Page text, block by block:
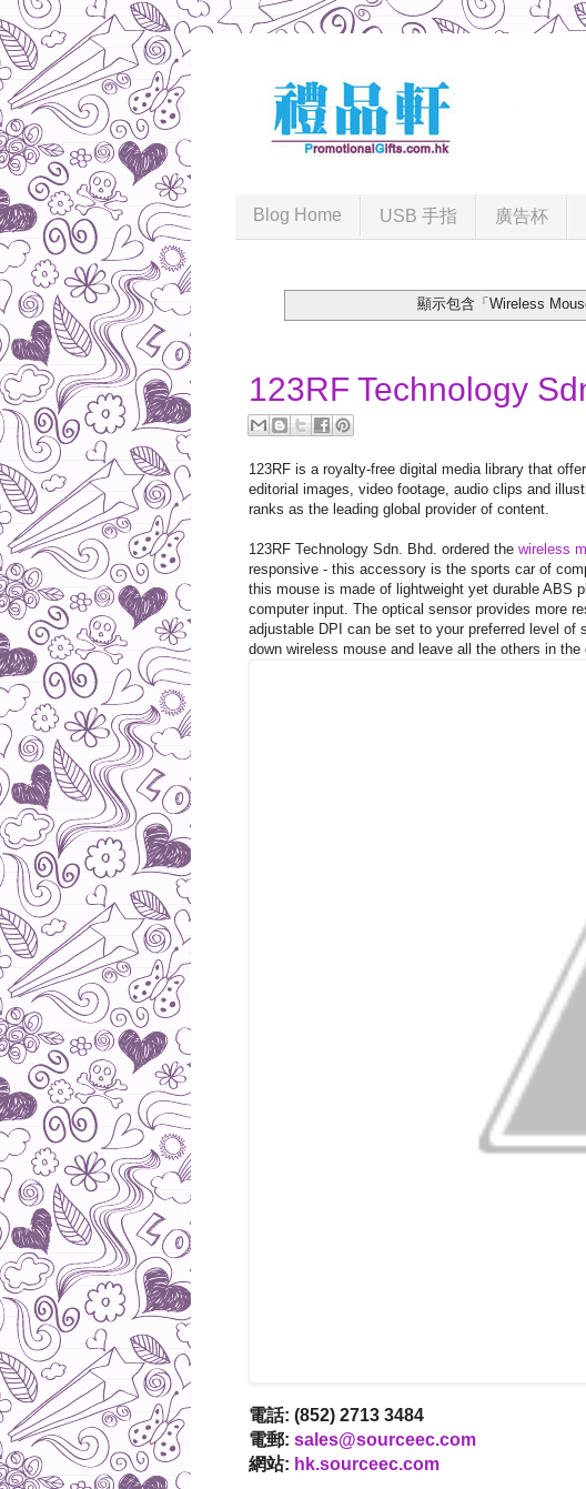
Blog Home USB 手指 廣告杯
顯示包含「Wireless
123RF Technology
123RF is a royalty-free digital media library that
editorial images, video footage, audio clips and
ranks as the leading global provider of content.
123RF Technology Sdn. Bhd. ordered the wireless
responsive - this accessory is the sports car of
this mouse is made of lightweight yet durable ABS
computer input. The optical sensor provides more
adjustable DPI can be set to your preferred level
down wireless mouse and leave all the others in
電話: (852) 2713 3484
電郵: sales@sourceec.com
網站: hk.sourceec.com